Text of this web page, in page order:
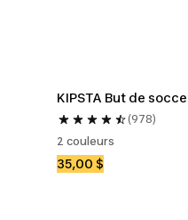
KIPSTA But de
(978)
2 couleurs
35,00 $